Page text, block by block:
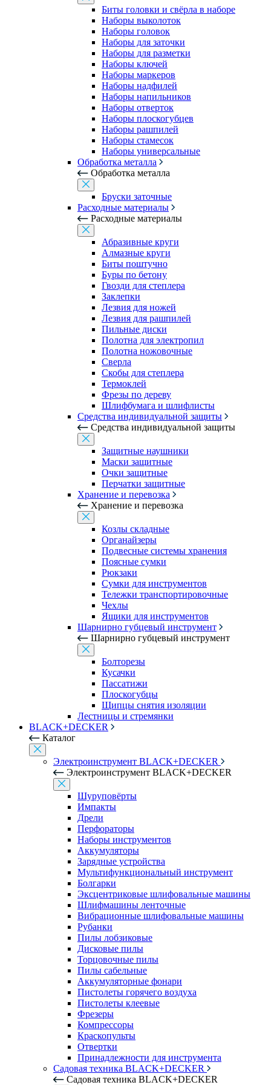
Биты головки и свёрла в наборе
Наборы выколоток
Наборы головок
Наборы для заточки
Наборы для разметки
Наборы ключей
Наборы маркеров
Наборы надфилей
Наборы напильников
Наборы отверток
Наборы плоскогубцев
Наборы рашпилей
Наборы стамесок
Наборы универсальные
Обработка металла
Обработка металла
Бруски заточные
Расходные материалы
Расходные материалы
Абразивные круги
Алмазные круги
Биты поштучно
Буры по бетону
Гвозди для степлера
Заклепки
Лезвия для ножей
Лезвия для рашпилей
Пильные диски
Полотна для электропил
Полотна ножовочные
Сверла
Скобы для степлера
Термоклей
Фрезы по дереву
Шлифбумага и шлифлисты
Средства индивидуальной защиты
Средства индивидуальной защиты
Защитные наушники
Маски защитные
Очки защитные
Перчатки защитные
Хранение и перевозка
Хранение и перевозка
Козлы складные
Органайзеры
Подвесные системы хранения
Поясные сумки
Рюкзаки
Сумки для инструментов
Тележки транспортировочные
Чехлы
Ящики для инструментов
Шарнирно губцевый инструмент
Шарнирно губцевый инструмент
Болторезы
Кусачки
Пассатижи
Плоскогубцы
Щипцы снятия изоляции
Лестницы и стремянки
BLACK+DECKER
Каталог
Электроинструмент BLACK+DECKER
Электроинструмент BLACK+DECKER
Шуруповёрты
Импакты
Дрели
Перфораторы
Наборы инструментов
Аккумуляторы
Зарядные устройства
Мультифункциональный инструмент
Болгарки
Эксцентриковые шлифовальные машины
Шлифмашины ленточные
Вибрационные шлифовальные машины
Рубанки
Пилы лобзиковые
Дисковые пилы
Торцовочные пилы
Пилы сабельные
Аккумуляторные фонари
Пистолеты горячего воздуха
Пистолеты клеевые
Фрезеры
Компрессоры
Краскопульты
Отвертки
Принадлежности для инструмента
Садовая техника BLACK+DECKER
Садовая техника BLACK+DECKER